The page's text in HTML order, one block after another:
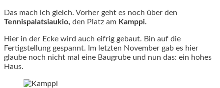
Das mach ich gleich. Vorher geht es noch über den
Tennispalatsiaukio, den Platz am Kamppi.
Hier in der Ecke wird auch eifrig gebaut. Bin auf die
Fertigstellung gespannt. Im letzten November gab es hier
glaube noch nicht mal eine Baugrube und nun das: ein hohes
Haus.